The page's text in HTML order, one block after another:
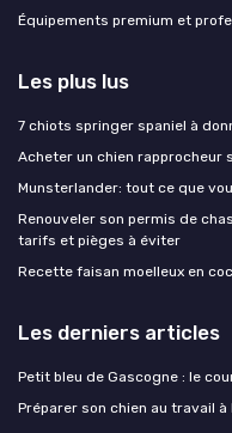
Équipements premium et
Les plus lus
7 chiots springer spaniel à
Acheter un chien rapprocheur
Munsterlander: tout ce que
Renouveler son permis de
tarifs et pièges à éviter
Recette faisan moelleux en
Les derniers articles
Petit bleu de Gascogne : le
Préparer son chien au travail